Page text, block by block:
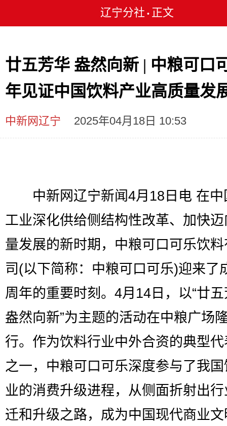
辽宁分社 • 正文
廿五芳华 盎然向新 | 中粮可口
年见证中国饮料产业高质量发
中新网辽宁 2025年04月18日 10:53
中新网辽宁新闻4月18日电 在中
工业深化供给侧结构性改革、加快
量发展的新时期，中粮可口可乐饮
司(以下简称：中粮可口可乐)迎来了
周年的重要时刻。4月14日，以“廿
盎然向新”为主题的活动在中粮广场
行。作为饮料行业中外合资的典型
之一，中粮可口可乐深度参与了我
业的消费升级进程，从侧面折射出
迁和升级之路，成为中国现代商业